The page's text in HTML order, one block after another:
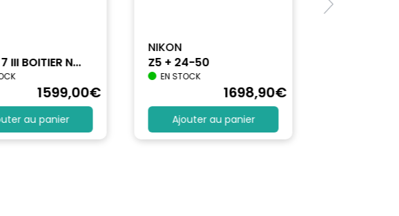
III BOITIER N...
1599,00€
au panier
NIKON
Z5 + 24-50
EN STOCK
1698,90€
Ajouter au panier